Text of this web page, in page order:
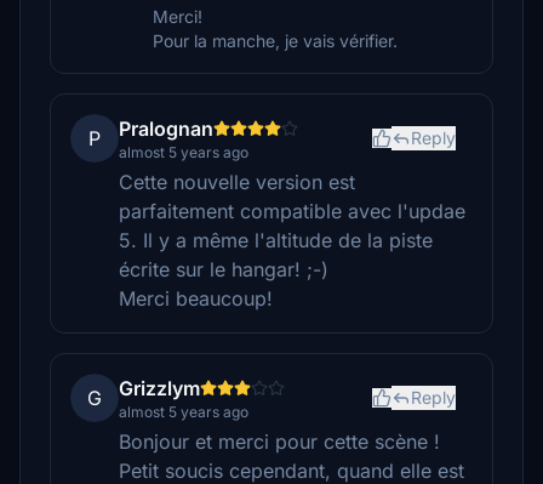
Merci!
Pour la manche, je vais vérifier.
P Pralognan
almost 5 years ago
Reply
Cette nouvelle version est
parfaitement compatible avec l'updae
5. Il y a même l'altitude de la piste
écrite sur le hangar! ;-)
Merci beaucoup!
G Grizzlym
almost 5 years ago
Reply
Bonjour et merci pour cette scène !
Petit soucis cependant, quand elle est